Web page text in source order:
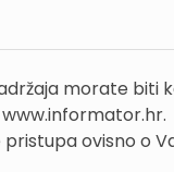
morate biti
www.informator.hr.
pristupa ovisno o